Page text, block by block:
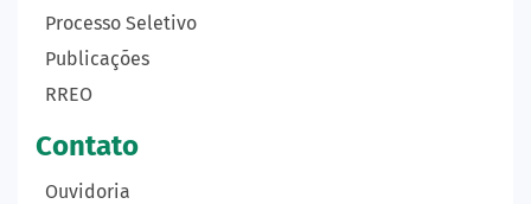
Processo Seletivo
Publicações
RREO
Contato
Ouvidoria